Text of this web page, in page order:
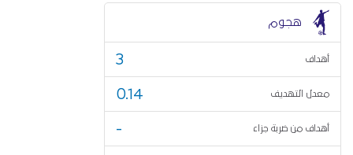
هجوم
أهداف 3
معدل التهديف 0.14
أهداف من ضربة جزاء -